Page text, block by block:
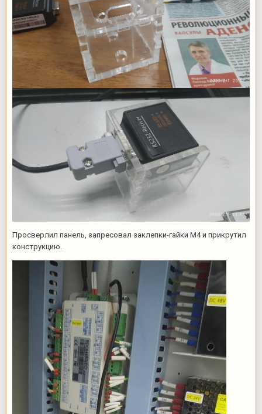
Просверлил панель, запресовал заклепки-гайки М4 и прикрутил
конструкцию.